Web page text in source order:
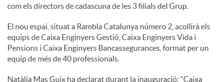
com els directors de cadascuna de les 3 filials del Grup.
El nou espai, situat a Rambla Catalunya número 2, acollirà els
equips de Caixa Enginyers Gestió, Caixa Enginyers Vida i
Pensions i Caixa Enginyers Bancassegurances, format per un
equip de més de 40 professionals.
Natàlia Mas Guix ha declarat durant la inauguració: “Caixa